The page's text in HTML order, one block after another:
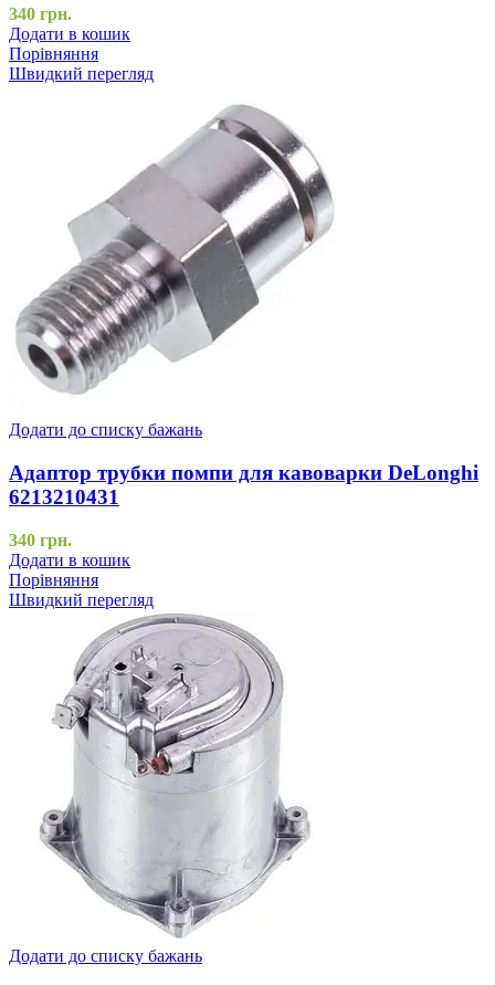
340 грн.
Додати в кошик
Порівняння
Швидкий перегляд
Додати до списку бажань
Адаптор трубки помпи для кавоварки DeLonghi
6213210431
340 грн.
Додати в кошик
Порівняння
Швидкий перегляд
Додати до списку бажань